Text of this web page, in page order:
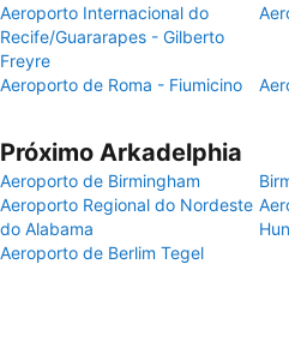
Aeroporto Internacional do
Recife/Guararapes - Gilberto
Freyre
Aeroporto de Roma - Fiumicino
Próximo Arkadelphia
Aeroporto de Birmingham
Aeroporto Regional do Nordeste
do Alabama
Aeroporto de Berlim Tegel